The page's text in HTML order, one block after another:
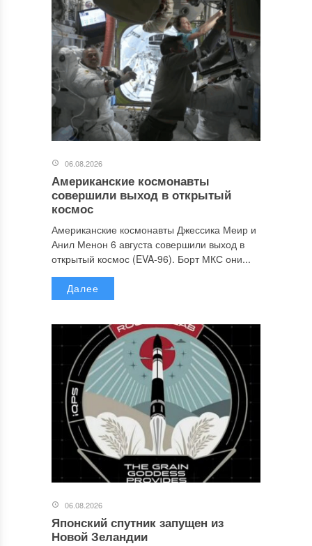
06.08.2026
Американские космонавты
совершили выход в открытый
космос
Американские космонавты Джессика Меир и
Анил Менон 6 августа совершили выход в
открытый космос (EVA-96). Борт МКС они...
Далее
06.08.2026
Японский спутник запущен из
Новой Зеландии